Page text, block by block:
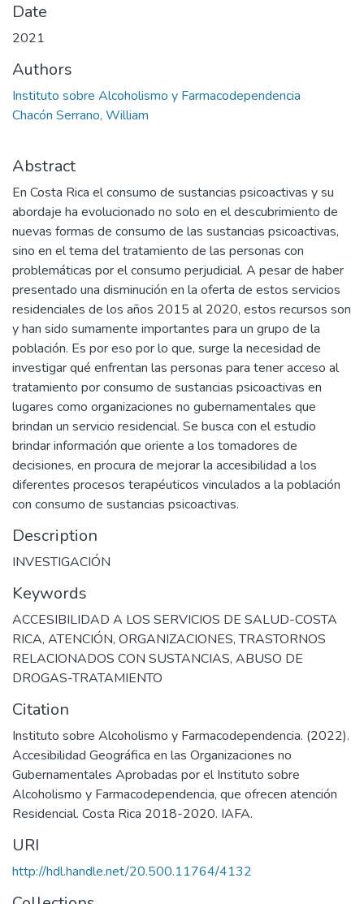
Date
2021
Authors
Instituto sobre Alcoholismo y Farmacodependencia
Chacón Serrano, William
Abstract
En Costa Rica el consumo de sustancias psicoactivas y su
abordaje ha evolucionado no solo en el descubrimiento de
nuevas formas de consumo de las sustancias psicoactivas,
sino en el tema del tratamiento de las personas con
problemáticas por el consumo perjudicial. A pesar de haber
presentado una disminución en la oferta de estos servicios
residenciales de los años 2015 al 2020, estos recursos son
y han sido sumamente importantes para un grupo de la
población. Es por eso por lo que, surge la necesidad de
investigar qué enfrentan las personas para tener acceso al
tratamiento por consumo de sustancias psicoactivas en
lugares como organizaciones no gubernamentales que
brindan un servicio residencial. Se busca con el estudio
brindar información que oriente a los tomadores de
decisiones, en procura de mejorar la accesibilidad a los
diferentes procesos terapéuticos vinculados a la población
con consumo de sustancias psicoactivas.
Description
INVESTIGACIÓN
Keywords
ACCESIBILIDAD A LOS SERVICIOS DE SALUD-COSTA
RICA, ATENCIÓN, ORGANIZACIONES,TRASTORNOS
RELACIONADOS CON SUSTANCIAS, ABUSO DE
DROGAS-TRATAMIENTO
Citation
Instituto sobre Alcoholismo y Farmacodependencia. (2022).
Accesibilidad Geográfica en las Organizaciones no
Gubernamentales Aprobadas por el Instituto sobre
Alcoholismo y Farmacodependencia, que ofrecen atención
Residencial. Costa Rica 2018-2020. IAFA.
URI
http://hdl.handle.net/20.500.11764/4132